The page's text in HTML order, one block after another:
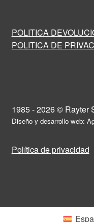
POLITICA
POLITICA DE
1985 - 2026 © Rayter
Diseño y desarrollo web:
Política de privacidad